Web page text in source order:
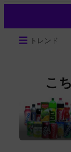
トレンド
こ